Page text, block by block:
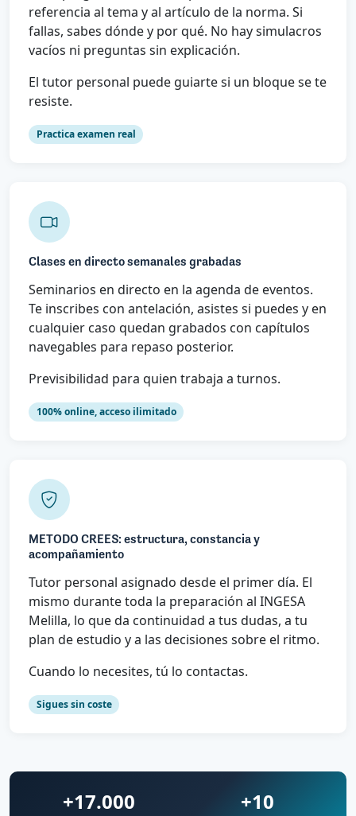
referencia al tema y al artículo de la norma. Si
fallas, sabes dónde y por qué. No hay simulacros
vacíos ni preguntas sin explicación.
El tutor personal puede guiarte si un bloque se te
resiste.
Practica examen real
Clases en directo semanales grabadas
Seminarios en directo en la agenda de eventos.
Te inscribes con antelación, asistes si puedes y en
cualquier caso quedan grabados con capítulos
navegables para repaso posterior.
Previsibilidad para quien trabaja a turnos.
100% online, acceso ilimitado
METODO CREES: estructura, constancia y
acompañamiento
Tutor personal asignado desde el primer día. El
mismo durante toda la preparación al INGESA
Melilla, lo que da continuidad a tus dudas, a tu
plan de estudio y a las decisiones sobre el ritmo.
Cuando lo necesites, tú lo contactas.
Sigues sin coste
+17.000 +10